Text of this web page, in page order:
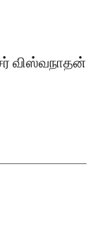
விஸ்வநாதன்